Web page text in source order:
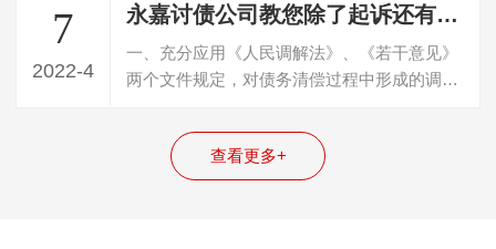
7
2022-4
永嘉讨债公司教您除了起诉还有哪些方法可以讨债？
一、充分应用《人民调解法》、《若干意见》
两个文件规定，对债务清偿过程中形成的调解
查看更多+